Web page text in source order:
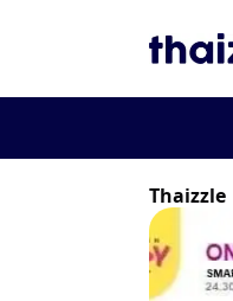
Thaizzle